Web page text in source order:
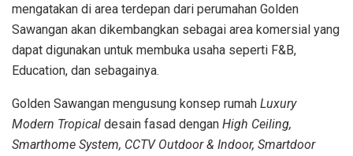
mengatakan di area terdepan dari perumahan Golden
Sawangan akan dikembangkan sebagai area komersial yang
dapat digunakan untuk membuka usaha seperti F&B,
Education, dan sebagainya.
Golden Sawangan mengusung konsep rumah Luxury
Modern Tropical desain fasad dengan High Ceiling,
Smarthome System, CCTV Outdoor & Indoor, Smartdoor